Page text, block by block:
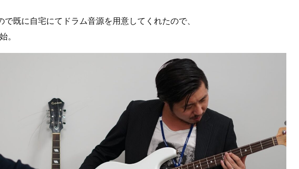
で既に自宅にてドラム音源を用意してくれたので、
。